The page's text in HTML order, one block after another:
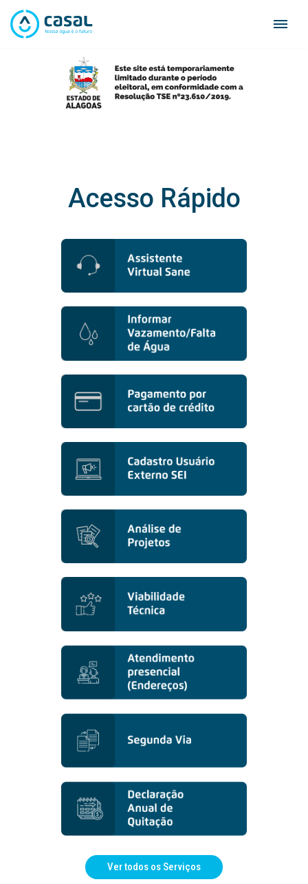
Skip
Acesso Rápido
Ver todos os Serviços